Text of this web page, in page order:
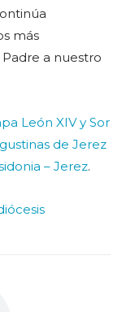
más
a nuestro
León XIV y Sor
de Jerez
– Jerez.